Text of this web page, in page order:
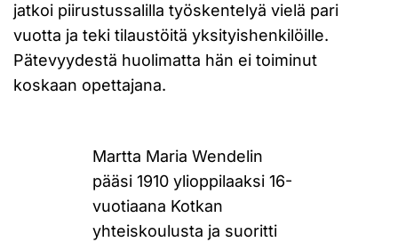
jatkoi piirustussalilla työskentelyä vielä pari
vuotta ja teki tilaustöitä yksityishenkilöille.
Pätevyydestä huolimatta hän ei toiminut
koskaan opettajana.
Martta Maria Wendelin
pääsi 1910 ylioppilaaksi 16-
vuotiaana Kotkan
yhteiskoulusta ja suoritti